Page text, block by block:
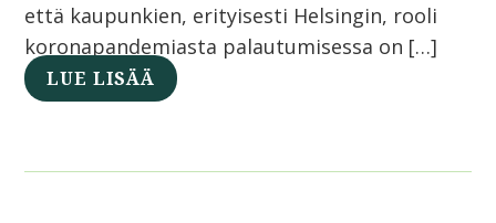
että kaupunkien, erityisesti Helsingin, rooli
koronapandemiasta palautumisessa on […]
LUE LISÄÄ